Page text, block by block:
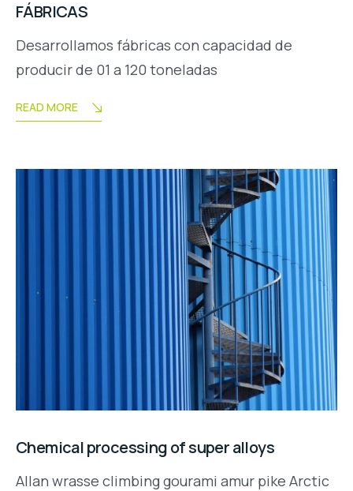
FÁBRICAS
Desarrollamos fábricas con capacidad de
producir de 01 a 120 toneladas
READ MORE
Chemical processing of super alloys
Allan wrasse climbing gourami amur pike Arctic